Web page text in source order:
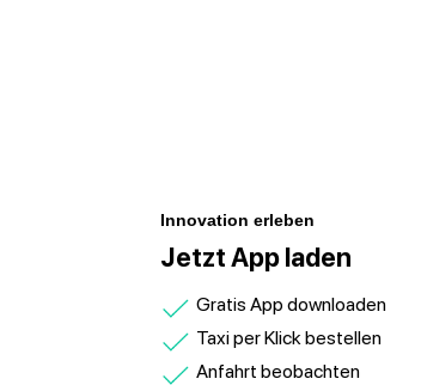
Innovation erleben
Jetzt App laden
Gratis App downloaden
Taxi per Klick bestellen
Anfahrt beobachten